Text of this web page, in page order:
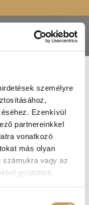
személyre
Ezenkívül
partnereinkkel
vonatkozó
más olyan
számukra vagy az
gyűjtöttek.